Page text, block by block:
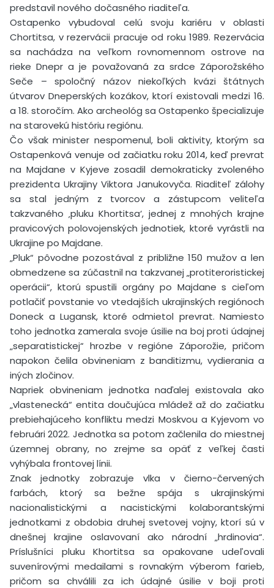
predstavil nového dočasného riaditeľa.
Ostapenko vybudoval celú svoju kariéru v oblasti
Chortitsa, v rezervácii pracuje od roku 1989. Rezervácia
sa nachádza na veľkom rovnomennom ostrove na
rieke Dnepr a je považovaná za srdce Záporožského
Seče – spoločný názov niekoľkých kvázi štátnych
útvarov Dneperských kozákov, ktorí existovali medzi 16.
a 18. storočím. Ako archeológ sa Ostapenko špecializuje
na starovekú históriu regiónu.
Čo však minister nespomenul, boli aktivity, ktorým sa
Ostapenková venuje od začiatku roku 2014, keď prevrat
na Majdane v Kyjeve zosadil demokraticky zvoleného
prezidenta Ukrajiny Viktora Janukovyča. Riaditeľ zálohy
sa stal jedným z tvorcov a zástupcom veliteľa
takzvaného ‚pluku Khortitsa‘, jednej z mnohých krajne
pravicových polovojenských jednotiek, ktoré vyrástli na
Ukrajine po Majdane.
„Pluk“ pôvodne pozostával z približne 150 mužov a len
obmedzene sa zúčastnil na takzvanej „protiteroristickej
operácii“, ktorú spustili orgány po Majdane s cieľom
potlačiť povstanie vo vtedajších ukrajinských regiónoch
Doneck a Lugansk, ktoré odmietol prevrat. Namiesto
toho jednotka zamerala svoje úsilie na boj proti údajnej
„separatistickej“ hrozbe v regióne Záporožie, pričom
napokon čelila obvineniam z banditizmu, vydierania a
iných zločinov.
Napriek obvineniam jednotka naďalej existovala ako
„vlastenecká“ entita doučujúca mládež až do začiatku
prebiehajúceho konfliktu medzi Moskvou a Kyjevom vo
februári 2022. Jednotka sa potom začlenila do miestnej
územnej obrany, no zrejme sa opäť z veľkej časti
vyhýbala frontovej línii.
Znak jednotky zobrazuje vlka v čierno-červených
farbách, ktorý sa bežne spája s ukrajinskými
nacionalistickými a nacistickými kolaborantskými
jednotkami z obdobia druhej svetovej vojny, ktorí sú v
dnešnej krajine oslavovaní ako národní „hrdinovia“.
Príslušníci pluku Khortitsa sa opakovane udeľovali
suvenírovými medailami s rovnakým výberom farieb,
pričom sa chválili za ich údajné úsilie v boji proti